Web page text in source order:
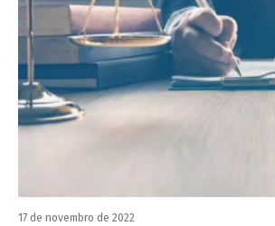
17 de novembro de 2022